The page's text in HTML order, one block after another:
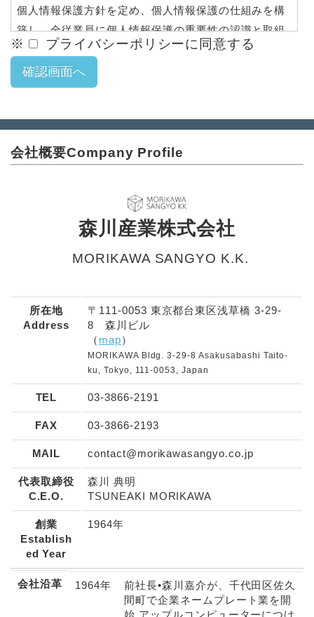
個人情報保護方針を定め、個人情報保護の仕組みを構
築し、全従業員に個人情報保護の重要性の認識と取組
みを徹底させることにより、個人情報の保護を推進致
します。
個人情報の管理
保ち、個人情報への不正アクセス・紛失・破損・改ざ
ん・漏洩などを防止するため、セキュリティシステム
の維持・管理体制の整備・社員教育の徹底等の必要な
個人情報の利用目的
連絡や業務のご案内やご質問に対する回答として、電
個人情報の第三者への開示・提供の禁止
当社は、お客さまよりお預かりした個人情報を適切に
管理し、次のいずれかに該当する場合を除き、個人情
報を第三者に開示いたしません。
お客さまの同意がある場合
お客さまが希望されるサービスを行なうために当社
が業務を委託する業者に対して開示する場合
法令に基づき開示することが必要である場合
当社は、個人情報の正確性及び安全性確保のために、
セキュリティに万全の対策を講じています。
ご本人の照会
お客さまがご本人の個人情報の照会・修正・削除など
をご希望される場合には、ご本人であることを確認の
上、対応させていただきます。
法令、規範の遵守と見直し
※ プライバシーポリシーに同意する
会社概要Company Profile
森川産業株式会社
MORIKAWA SANGYO K.K.
所在地
Address
〒111-0053 東京都台東区浅草橋 3-29-
8 森川ビル
（ map）
MORIKAWA Bldg. 3-29-8 Asakusabashi Taito-
ku, Tokyo, 111-0053, Japan
TEL 03-3866-2191
FAX 03-3866-2193
MAIL contact@morikawasangyo.co.jp
代表取締役
C.E.O.
森川 典明
TSUNEAKI MORIKAWA
創業
Establish
ed Year
1964年
会社沿革 1964年
前社長•森川嘉介が、千代田区佐久
間町で企業ネームプレート業を開